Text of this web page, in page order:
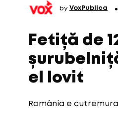
by VoxPublica
Fetiță de
el lovit
România e